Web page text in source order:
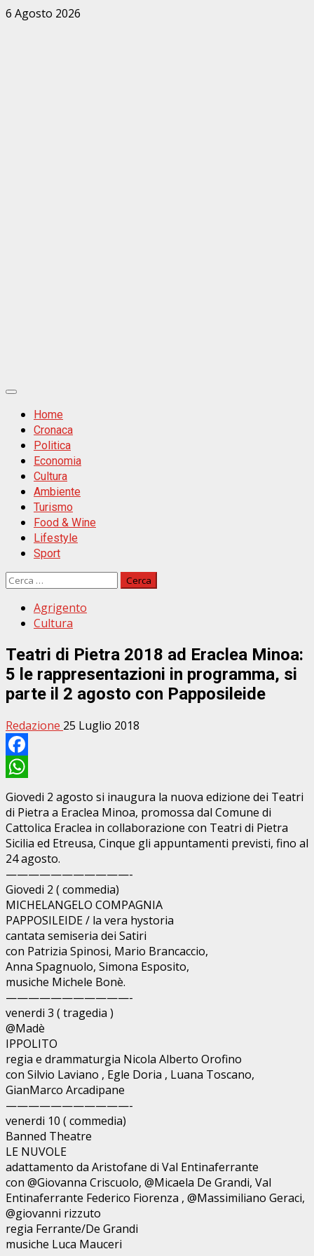
Zum
6 Agosto 2026
Primäres
MenüHome
Cronaca
Politica
Economia
Cultura
Ambiente
Turismo
Food & Wine
Lifestyle
Sport
Ricerca
Agrigento
Cultura
Teatri di Pietra 2018 ad Eraclea Minoa:
5 le rappresentazioni in programma, si
parte il 2 agosto con Papposileide
Redazione 25 Luglio 2018
Facebook
WhatsApp
Giovedi 2 agosto si inaugura la nuova edizione dei Teatri
di Pietra a Eraclea Minoa, promossa dal Comune di
Cattolica Eraclea in collaborazione con Teatri di Pietra
Sicilia ed Etreusa, Cinque gli appuntamenti previsti, fino al
24 agosto.
———————————-
Giovedi 2 ( commedia)
MICHELANGELO COMPAGNIA
PAPPOSILEIDE / la vera hystoria
cantata semiseria dei Satiri
con Patrizia Spinosi, Mario Brancaccio,
Anna Spagnuolo, Simona Esposito,
musiche Michele Bonè.
———————————-
venerdi 3 ( tragedia )
@Madè
IPPOLITO
regia e drammaturgia Nicola Alberto Orofino
con Silvio Laviano , Egle Doria , Luana Toscano,
GianMarco Arcadipane
———————————-
venerdi 10 ( commedia)
Banned Theatre
LE NUVOLE
adattamento da Aristofane di Val Entinaferrante
con @Giovanna Criscuolo, @Micaela De Grandi, Val
Entinaferrante Federico Fiorenza , @Massimiliano Geraci,
@giovanni rizzuto
regia Ferrante/De Grandi
musiche Luca Mauceri